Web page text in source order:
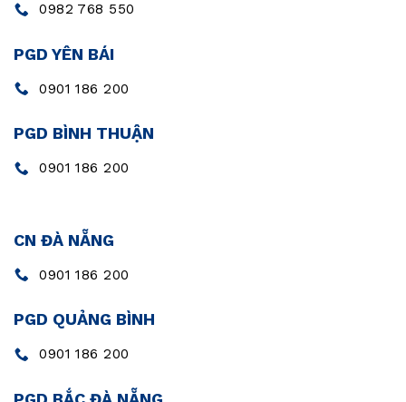
0982 768 550
PGD YÊN BÁI
0901 186 200
PGD BÌNH THUẬN
0901 186 200
CN ĐÀ NẴNG
0901 186 200
PGD QUẢNG BÌNH
0901 186 200